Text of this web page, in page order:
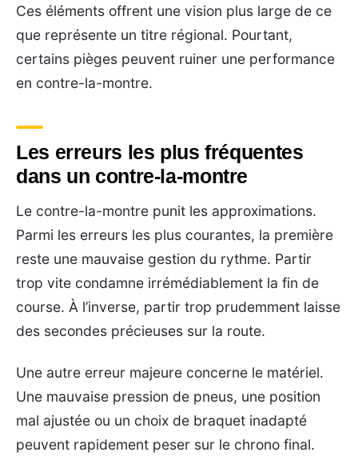
Ces éléments offrent une vision plus large de ce
que représente un titre régional. Pourtant,
certains pièges peuvent ruiner une performance
en contre-la-montre.
Les erreurs les plus fréquentes
dans un contre-la-montre
Le contre-la-montre punit les approximations.
Parmi les erreurs les plus courantes, la première
reste une mauvaise gestion du rythme. Partir
trop vite condamne irrémédiablement la fin de
course. À l’inverse, partir trop prudemment laisse
des secondes précieuses sur la route.
Une autre erreur majeure concerne le matériel.
Une mauvaise pression de pneus, une position
mal ajustée ou un choix de braquet inadapté
peuvent rapidement peser sur le chrono final.